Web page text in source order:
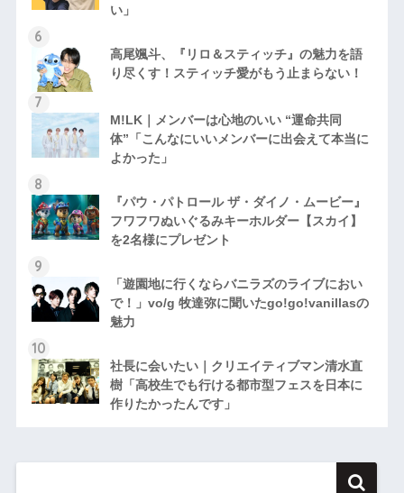
い」
高尾颯斗、『リロ＆スティッチ』の魅力を語
り尽くす！スティッチ愛がもう止まらない！
M!LK｜メンバーは心地のいい “運命共同
体”「こんなにいいメンバーに出会えて本当に
よかった」
『パウ・パトロール ザ・ダイノ・ムービー』
フワフワぬいぐるみキーホルダー【スカイ】
を2名様にプレゼント
「遊園地に行くならバニラズのライブにおい
で！」vo/g 牧達弥に聞いたgo!go!vanillasの
魅力
社長に会いたい｜クリエイティブマン清水直
樹「高校生でも行ける都市型フェスを日本に
作りたかったんです」